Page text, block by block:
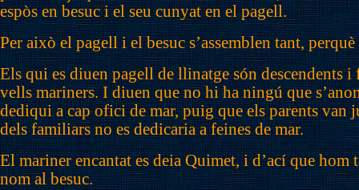
espòs en besuc i el seu cunyat en el pagell.
Per això el pagell i el besuc s’assemblen tant,
Els qui es diuen pagell de llinatge són descendents i
vells mariners. I diuen que no hi ha ningú que
dediqui a cap ofici de mar, puig que els parents van
dels familiars no es dedicaria a feines de mar.
El mariner encantat es deia Quimet, i d’ací que hom
nom al besuc.